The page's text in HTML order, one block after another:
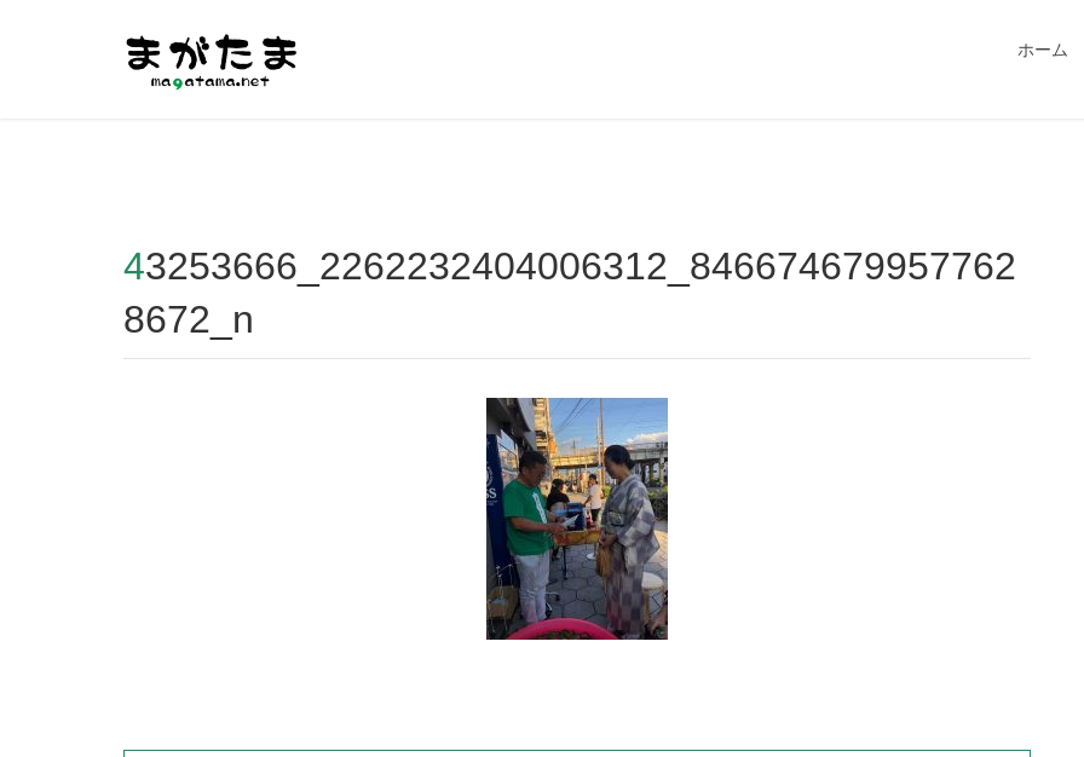
: Undefined array key "HTTP_REFERER" in /home/r2549115/public_html/magatama.net/wp-content/themes/
ホーム
43253666_2262232404006312_846674679957762
8672_n